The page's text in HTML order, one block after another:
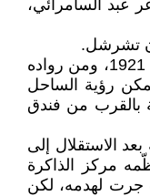
عبد السامرائي،
أما في مدينة طنجة فمن أشهر المقاهي وأكثرها جمالًا طبيعيًا وشعبية "مقهى الحافة" الذي لا أترك زيارة لي إلى طنجة إلّا وزرته أكثر من مرّة، وقد تأسس في العام 1921، ومن رواده
رؤية الساحل
بالقرب من فندق
وقد تغيّر اسمه بعد الاستقلال إلى
مركز الذاكرة
جرت لهدمه، لكن